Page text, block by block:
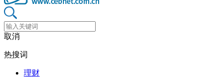
取消
热搜词
理财